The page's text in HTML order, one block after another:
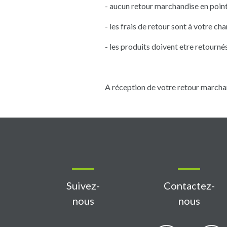
- aucun retour marchandise en
- les frais de retour sont à votre
- les produits doivent etre
A réception de votre retour
Suivez-
nous
Contactez-
nous